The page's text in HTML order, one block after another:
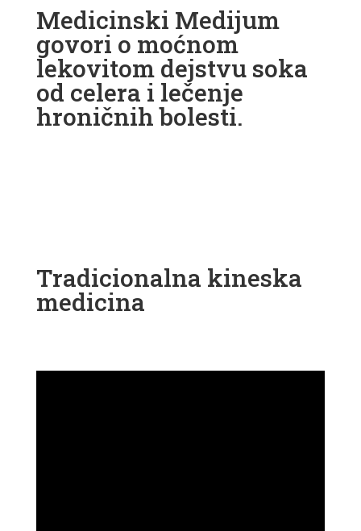
Medicinski Medijum
govori o moćnom
lekovitom dejstvu soka
od celera i lečenje
hroničnih bolesti.
Tradicionalna kineska
medicina